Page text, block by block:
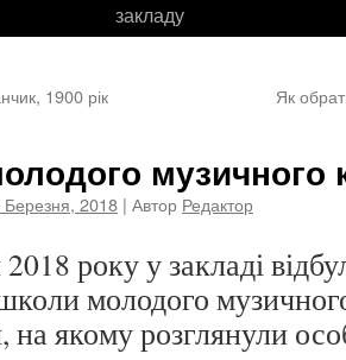
закладу
1900 рік Як
музичного
Березня, 2018 | Автор Редактор
2018 року у закладі
молодого
на якому розглянули